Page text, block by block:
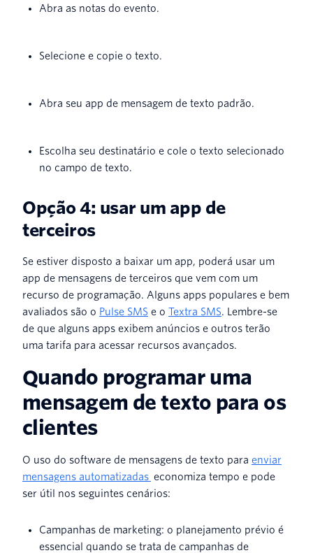
Abra as notas do evento.
Selecione e copie o texto.
Abra seu app de mensagem de texto padrão.
Escolha seu destinatário e cole o texto selecionado
no campo de texto.
Opção 4: usar um app de
terceiros
Se estiver disposto a baixar um app, poderá usar um
app de mensagens de terceiros que vem com um
recurso de programação. Alguns apps populares e bem
avaliados são o Pulse SMS e o Textra SMS. Lembre-se
de que alguns apps exibem anúncios e outros terão
uma tarifa para acessar recursos avançados.
Quando programar uma
mensagem de texto para os
clientes
O uso do software de mensagens de texto para enviar
mensagens automatizadas economiza tempo e pode
ser útil nos seguintes cenários:
Campanhas de marketing: o planejamento prévio é
essencial quando se trata de campanhas de